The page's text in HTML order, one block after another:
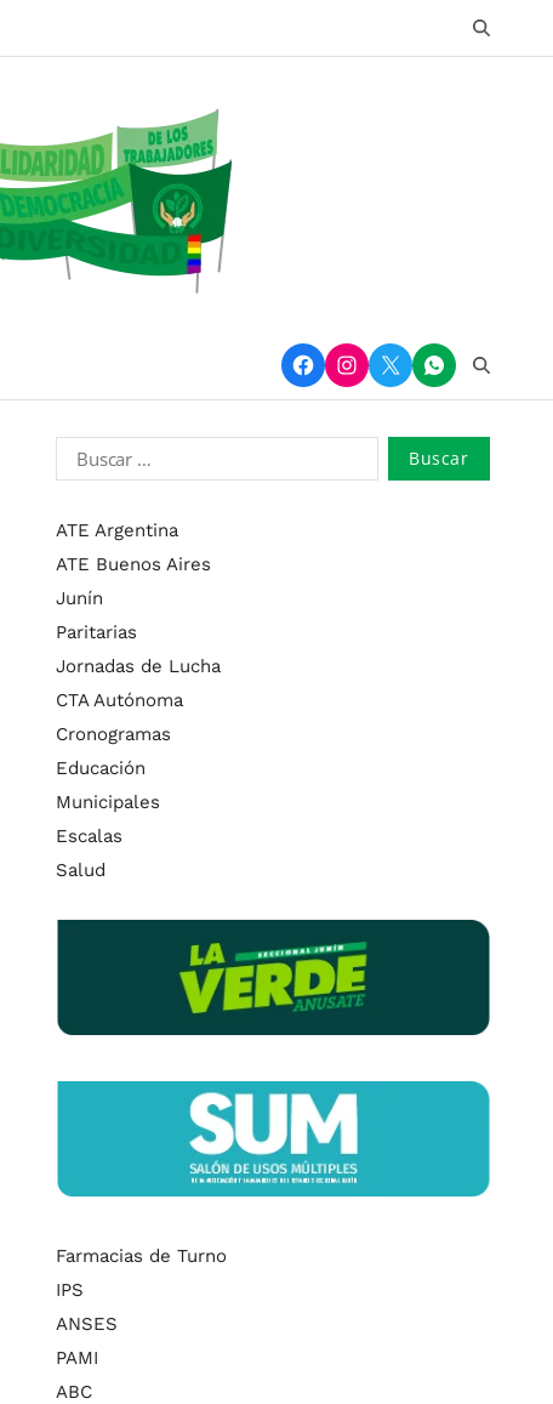
ATE Argentina
ATE Buenos Aires
Junín
Paritarias
Jornadas de Lucha
CTA Autónoma
Cronogramas
Educación
Municipales
Escalas
Salud
Farmacias de Turno
IPS
ANSES
PAMI
ABC